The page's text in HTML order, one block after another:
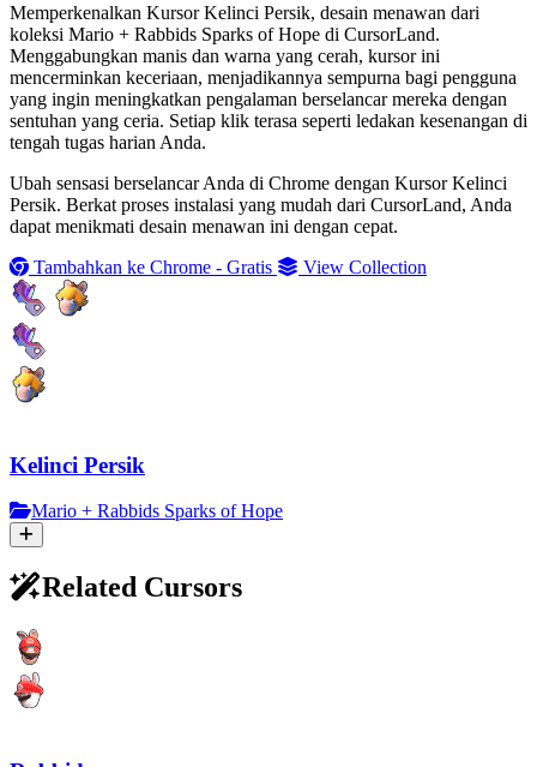
Memperkenalkan Kursor Kelinci Persik, desain menawan dari
koleksi Mario + Rabbids Sparks of Hope di CursorLand.
Menggabungkan manis dan warna yang cerah, kursor ini
mencerminkan keceriaan, menjadikannya sempurna bagi pengguna
yang ingin meningkatkan pengalaman berselancar mereka dengan
sentuhan yang ceria. Setiap klik terasa seperti ledakan kesenangan di
tengah tugas harian Anda.
Ubah sensasi berselancar Anda di Chrome dengan Kursor Kelinci
Persik. Berkat proses instalasi yang mudah dari CursorLand, Anda
dapat menikmati desain menawan ini dengan cepat.
Tambahkan ke Chrome - Gratis
View Collection
Kelinci Persik
Mario + Rabbids Sparks of Hope
Related Cursors